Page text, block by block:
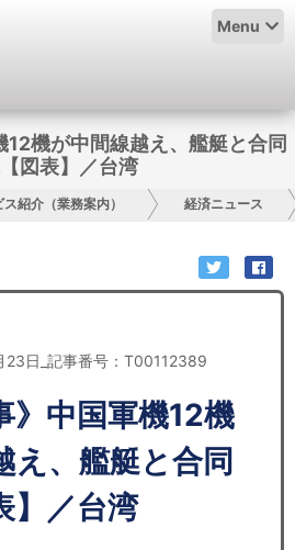
Menu
12機が中間線越え、艦艇と合同
図表】／台湾
紹介（業務案内） 経済ニュース
23日_記事番号：T00112389
》中国軍機12機
え、艦艇と合同
】／台湾